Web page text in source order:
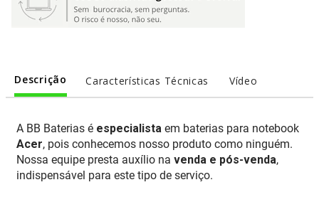
Descrição Características Técnicas Vídeo
A BB Baterias é especialista em baterias para notebook
Acer, pois conhecemos nosso produto como ninguém.
Nossa equipe presta auxílio na venda e pós-venda,
indispensável para este tipo de serviço.